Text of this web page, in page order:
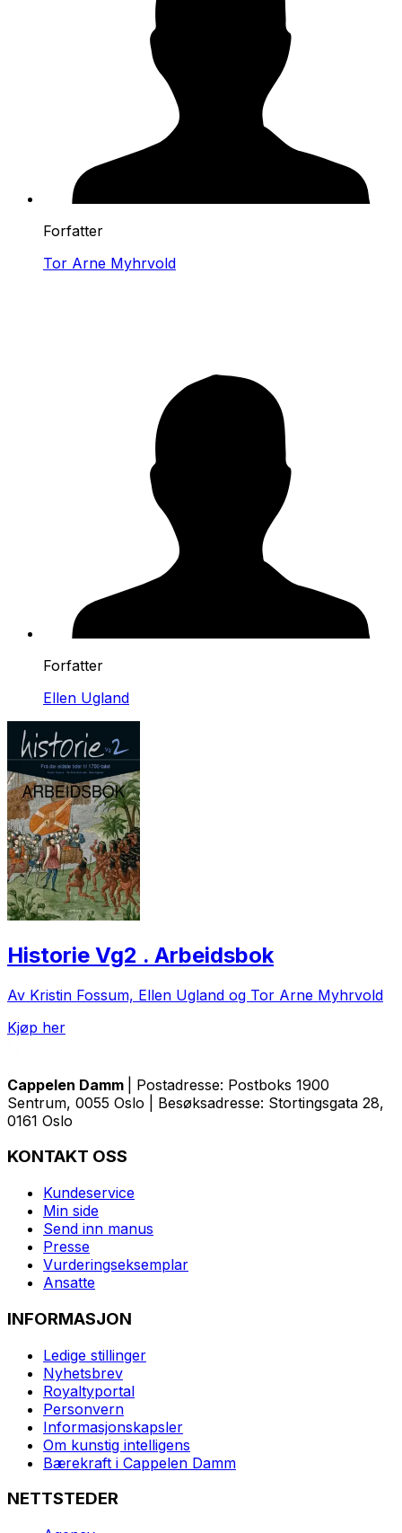
Forfatter
Tor Arne Myhrvold
Forfatter
Ellen Ugland
Historie Vg2 . Arbeidsbok
Av Kristin Fossum, Ellen Ugland og Tor Arne Myhrvold
Kjøp her
Cappelen Damm
| Postadresse: Postboks 1900
Sentrum, 0055 Oslo | Besøksadresse: Stortingsgata 28,
0161 Oslo
KONTAKT OSS
Kundeservice
Min side
Send inn manus
Presse
Vurderingseksemplar
Ansatte
INFORMASJON
Ledige stillinger
Nyhetsbrev
Royaltyportal
Personvern
Informasjonskapsler
Om kunstig intelligens
Bærekraft i Cappelen Damm
NETTSTEDER